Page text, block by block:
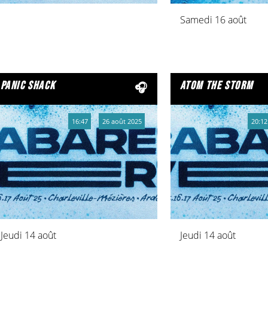
Samedi 16 août
panic shack
Jeudi 14 août
16:47 26 août 2025
atom the storm
Jeudi 14 août
20:12